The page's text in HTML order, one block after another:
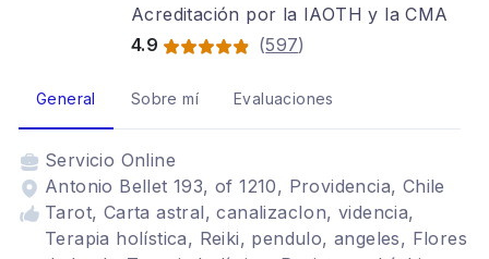
Acreditación por la IAOTH y la CMA
4.9
(597)
General Sobre mí Evaluaciones
Servicio Online
Antonio Bellet 193, of 1210, Providencia, Chile
Tarot, Carta astral, canalizacIon, videncia,
Terapia holística, Reiki, pendulo, angeles, Flores